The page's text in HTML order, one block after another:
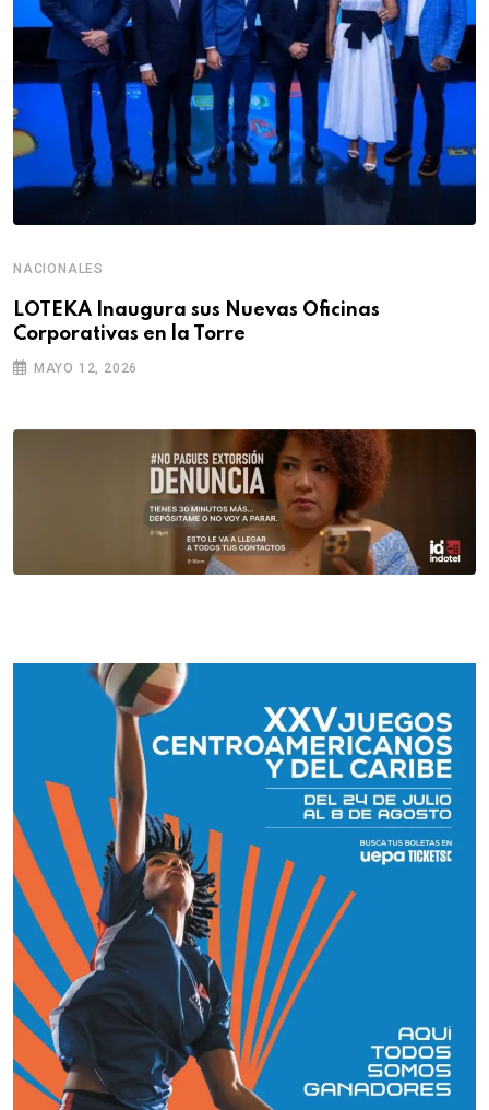
NACIONALES
LOTEKA Inaugura sus Nuevas Oficinas
Corporativas en la Torre
MAYO 12, 2026